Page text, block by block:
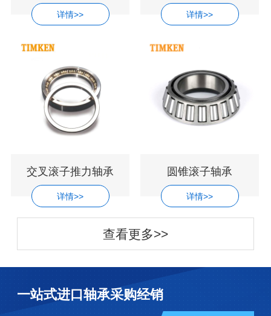
详情>> 详情>>
交叉滚子推力轴承
详情>>
圆锥滚子轴承
详情>>
查看更多>>
一站式进口轴承采购经销